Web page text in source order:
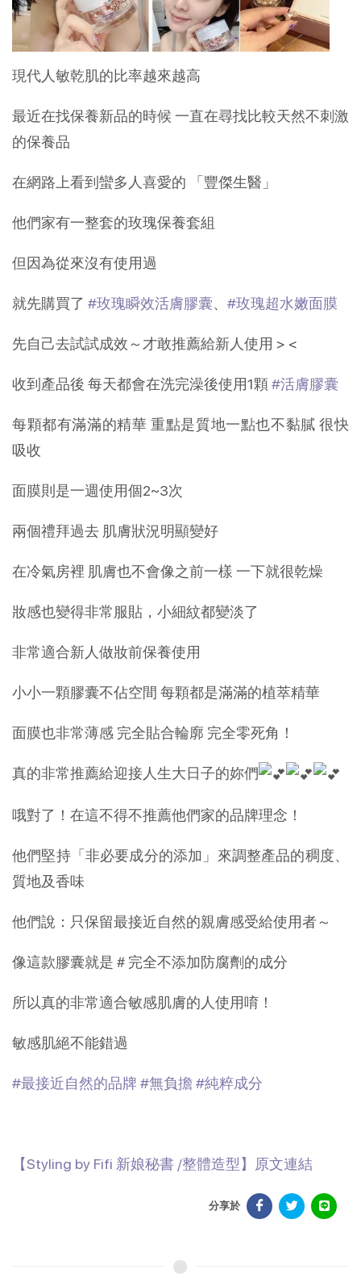
現代人敏乾肌的比率越來越高
最近在找保養新品的時候 一直在尋找比較天然不刺激
的保養品
在網路上看到蠻多人喜愛的 「豐傑生醫」
他們家有一整套的玫瑰保養套組
但因為從來沒有使用過
就先購買了 #玫瑰瞬效活膚膠囊、 #玫瑰超水嫩面膜
先自己去試試成效～才敢推薦給新人使用 > <
收到產品後 每天都會在洗完澡後使用1顆#活膚膠囊
每顆都有滿滿的精華 重點是質地一點也不黏膩 很快
吸收
面膜則是一週使用個2~3次
兩個禮拜過去 肌膚狀況明顯變好
在冷氣房裡 肌膚也不會像之前一樣 一下就很乾燥
妝感也變得非常服貼，小細紋都變淡了
非常適合新人做妝前保養使用
小小一顆膠囊不佔空間 每顆都是滿滿的植萃精華
面膜也非常薄感 完全貼合輪廓 完全零死角！
真的非常推薦給迎接人生大日子的妳們
哦對了！在這不得不推薦他們家的品牌理念！
他們堅持「非必要成分的添加」來調整產品的稠度、
質地及香味
他們說：只保留最接近自然的親膚感受給使用者～
像這款膠囊就是＃完全不添加防腐劑的成分
所以真的非常適合敏感肌膚的人使用唷！
敏感肌絕不能錯過
#最接近自然的品牌 #無負擔#純粹成分
【Styling by Fifi 新娘秘書 /整體造型】原文連結
分享於